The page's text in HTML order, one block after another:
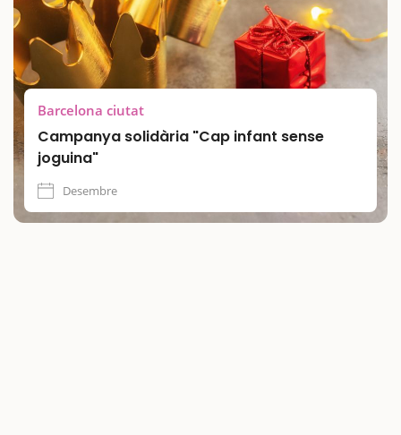
Barcelona ciutat
Campanya solidària "Cap infant sense
joguina"
Desembre